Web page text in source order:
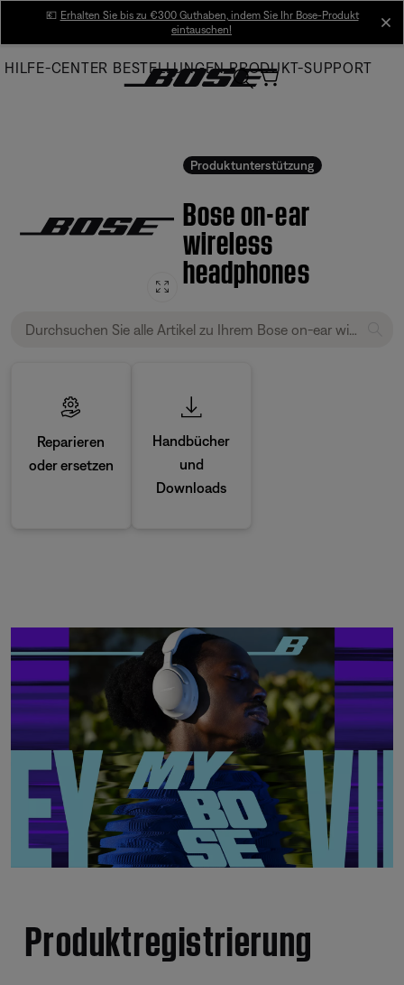
Main
💶 Erhalten Sie bis zu €300 Guthaben, indem Sie Ihr Bose-Produkt
eintauschen!
HILFE-CENTER BESTELLUNGEN PRODUKT-SUPPORT
Produktunterstützung
Bose on-ear
wireless
headphones
Reparieren
oder ersetzen
Handbücher
und
Downloads
Produktregistrierung